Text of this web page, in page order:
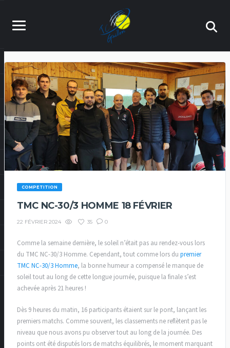
COMPETITION
TMC NC-30/3 HOMME 18 FÉVRIER
22 FÉVRIER 2024 35 0
Comme la semaine dernière, le soleil n’était pas au rendez-vous lors
du TMC NC-30/3 Homme. Cependant, tout comme lors du premier
TMC NC-30/3 Homme, la bonne humeur a compensé le manque de
soleil tout au long de cette longue journée, puisque la finale s’est
achevée après 21 heures !
Dès 9 heures du matin, 16 participants étaient sur le pont, lançant les
premiers matchs. Comme souvent, les classements ne reflètent pas le
niveau que nous avons pu observer tout au long de la journée. Des
points ont été disputés lors de matchs équilibrés, le moment marquant